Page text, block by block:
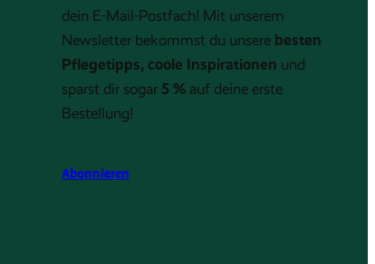
dein E-Mail-Postfach! Mit unserem
Newsletter bekommst du unsere besten
Pflegetipps, coole Inspirationen und
sparst dir sogar 5 % auf deine erste
Bestellung!
Abonnieren